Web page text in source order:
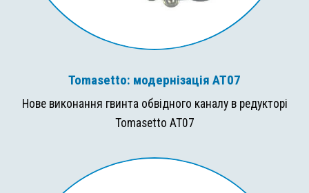
Tomasetto: модернізація AT07
Нове виконання гвинта обвідного каналу в редукторі
Tomasetto AT07